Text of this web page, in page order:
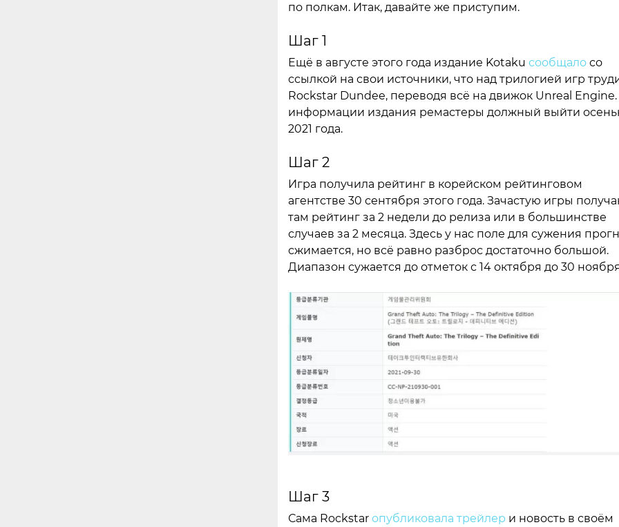
по полкам. Итак, давайте же приступим.
Шаг 1
Ещё в августе этого года издание Kotaku сообщало со
ссылкой на свои источники, что над трилогией игр
Rockstar Dundee, переводя всё на движок Unreal
информации издания ремастеры должный выйти
2021 года.
Шаг 2
Игра получила рейтинг в корейском рейтинговом
агентстве 30 сентября этого года. Зачастую игры
там рейтинг за 2 недели до релиза или в большинстве
случаев за 2 месяца. Здесь у нас поле для сужения
сжимается, но всё равно разброс достаточно большой.
Диапазон сужается до отметок с 14 октября до 30
Шаг 3
Сама Rockstar опубликовала трейлер и новость в своём